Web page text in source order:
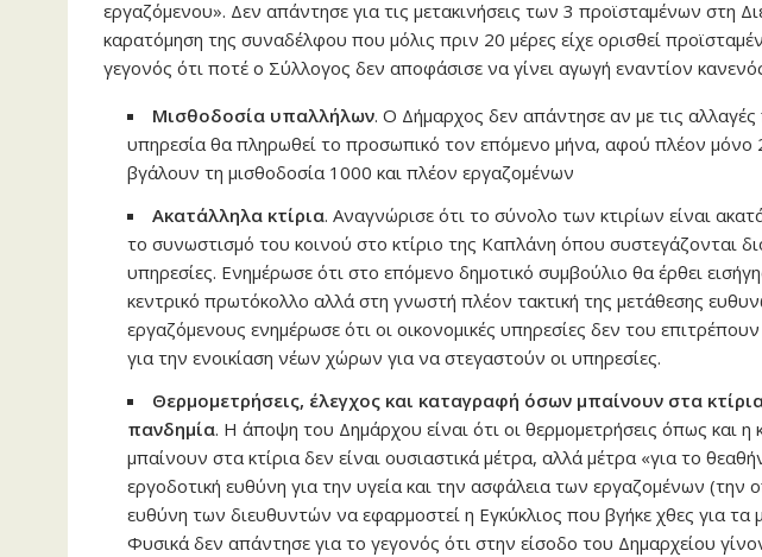
εργαζόμενου». Δεν απάντησε για τις μετακινήσεις των 3 προϊσταμένων στη
καρατόμηση της συναδέλφου που μόλις πριν 20 μέρες είχε ορισθεί
γεγονός ότι ποτέ ο Σύλλογος δεν αποφάσισε να γίνει αγωγή εναντίον
Μισθοδοσία υπαλλήλων. Ο Δήμαρχος δεν απάντησε αν με τις αλλαγές
υπηρεσία θα πληρωθεί το προσωπικό τον επόμενο μήνα, αφού πλέον μόνο
βγάλουν τη μισθοδοσία 1000 και πλέον εργαζομένων
Ακατάλληλα κτίρια. Αναγνώρισε ότι το σύνολο των κτιρίων είναι
το συνωστισμό του κοινού στο κτίριο της Καπλάνη όπου συστεγάζονται
υπηρεσίες. Ενημέρωσε ότι στο επόμενο δημοτικό συμβούλιο θα έρθει
κεντρικό πρωτόκολλο αλλά στη γνωστή πλέον τακτική της μετάθεσης
εργαζόμενους ενημέρωσε ότι οι οικονομικές υπηρεσίες δεν του
για την ενοικίαση νέων χώρων για να στεγαστούν οι υπηρεσίες.
Θερμομετρήσεις, έλεγχος και καταγραφή όσων μπαίνουν στα
πανδημία. Η άποψη του Δημάρχου είναι ότι οι θερμομετρήσεις όπως και
μπαίνουν στα κτίρια δεν είναι ουσιαστικά μέτρα, αλλά μέτρα «για το
εργοδοτική ευθύνη για την υγεία και την ασφάλεια των εργαζομένων (την
ευθύνη των διευθυντών να εφαρμοστεί η Εγκύκλιος που βγήκε χθες για τα
Φυσικά δεν απάντησε για το γεγονός ότι στην είσοδο του Δημαρχείου